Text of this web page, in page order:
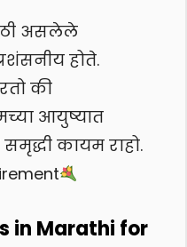
असलेले
होते.
की
आयुष्यात
कायम राहो.
in Marathi for